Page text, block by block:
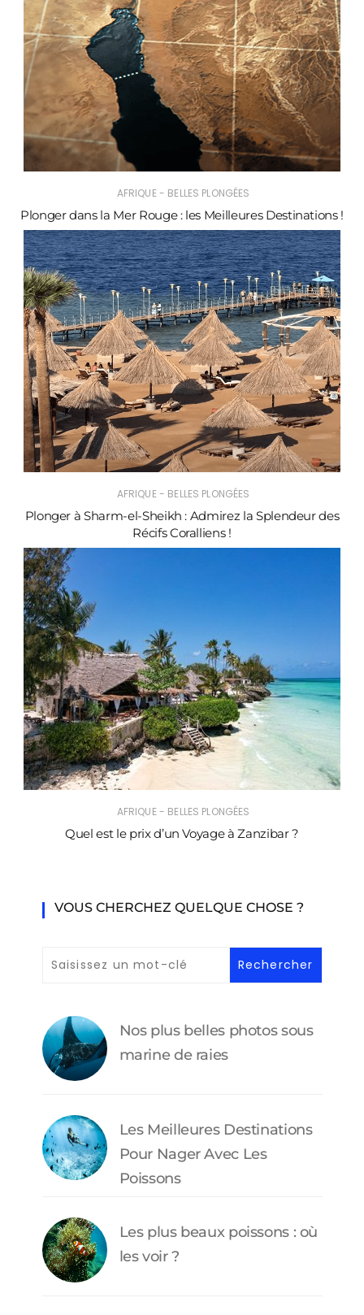
AFRIQUE - BELLES PLONGÉES
Plonger dans la Mer Rouge : les Meilleures Destinations !
AFRIQUE - BELLES PLONGÉES
Plonger à Sharm-el-Sheikh : Admirez la Splendeur des
Récifs Coralliens !
AFRIQUE - BELLES PLONGÉES
Quel est le prix d’un Voyage à Zanzibar ?
VOUS CHERCHEZ QUELQUE CHOSE ?
Nos plus belles photos sous
marine de raies
Les Meilleures Destinations
Pour Nager Avec Les
Poissons
Les plus beaux poissons : où
les voir ?